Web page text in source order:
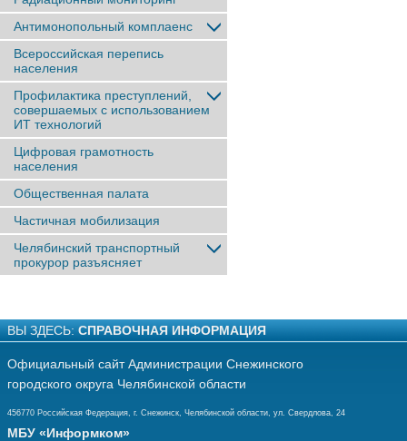
Антимонопольный комплаенс
Всероссийская перепись
населения
Профилактика преступлений,
совершаемых с использованием
ИТ технологий
Цифровая грамотность
населения
Общественная палата
Частичная мобилизация
Челябинский транспортный
прокурор разъясняет
ВЫ ЗДЕСЬ: СПРАВОЧНАЯ ИНФОРМАЦИЯ
Официальный сайт Администрации Снежинского
городского округа Челябинской области
456770 Российская Федерация, г. Снежинск, Челябинской области, ул. Свердлова, 24
МБУ «Информком»